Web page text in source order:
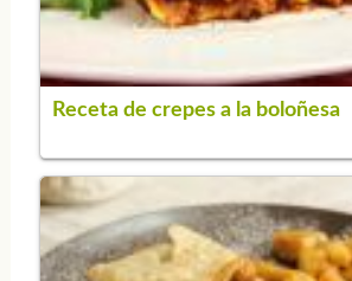
Receta de crepes a la boloñesa